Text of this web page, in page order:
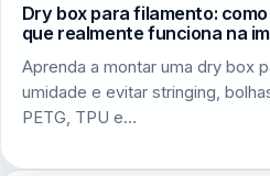
Dry box para filamento:
que realmente funciona na
Aprenda a montar uma dry box
umidade e evitar stringing,
PETG, TPU e…